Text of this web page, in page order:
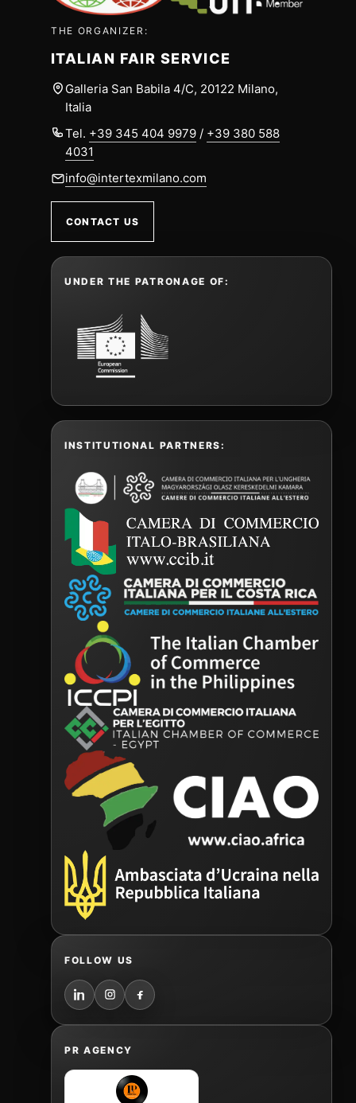
THE ORGANIZER:
ITALIAN FAIR SERVICE
Galleria San Babila 4/C, 20122 Milano,
Italia
Tel. +39 345 404 9979 / +39 380 588
4031
info@intertexmilano.com
CONTACT US
UNDER THE PATRONAGE OF:
INSTITUTIONAL PARTNERS:
FOLLOW US
PR AGENCY